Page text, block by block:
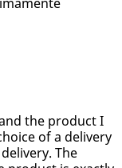
the product I
of a delivery
The